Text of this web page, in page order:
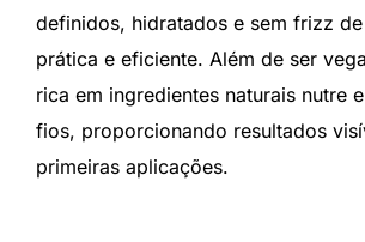
definidos, hidratados e sem frizz de
prática e eficiente. Além de ser
rica em ingredientes naturais nutre
fios, proporcionando resultados
primeiras aplicações.